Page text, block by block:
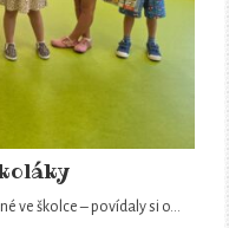
ve školce – povídaly si o…